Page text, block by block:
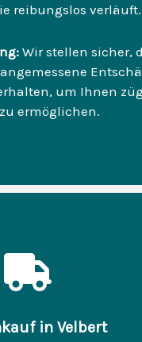
reibungslos verläuft.
Wir stellen sicher,
um Ihnen
ermöglichen.
in Velbert